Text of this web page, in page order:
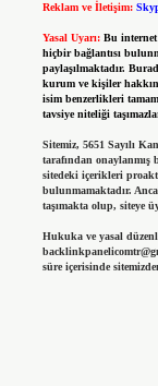
Reklam ve İletişim:
Yasal Uyarı: Bu
hiçbir bağlantısı
paylaşılmaktadır.
kurum ve kişiler
isim benzerlikleri
tavsiye niteliği
Sitemiz, 5651 Sayılı
tarafından onaylanmış
sitedeki içerikleri
bulunmamaktadır.
taşımakta olup, siteye
Hukuka ve yasal
süre içerisinde